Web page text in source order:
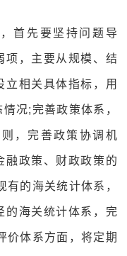
首先要坚持问题导
项，主要从规模、结
立相关具体指标，用
况;完善政策体系，
，完善政策协调机
融政策、财政政策的
的海关统计体系，
的海关统计体系，完
价体系方面，将定期